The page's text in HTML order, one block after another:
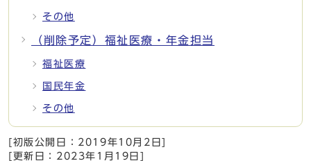
その他
（削除予定）福祉医療・年金担当
福祉医療
国民年金
その他
[初版公開日： 2019年10月2日
[更新日： 2023年1月19日